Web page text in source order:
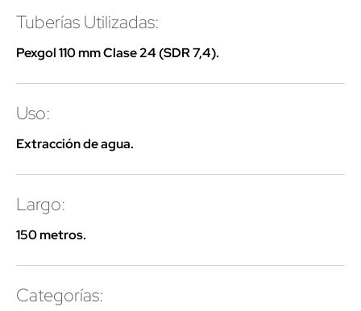
Tuberías Utilizadas:
Pexgol 110 mm Clase 24 (SDR 7,4).
Uso:
Extracción de agua.
Largo:
150 metros.
Categorías: